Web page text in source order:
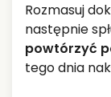
Rozmasuj
następnie
powtórzyć
tego dnia